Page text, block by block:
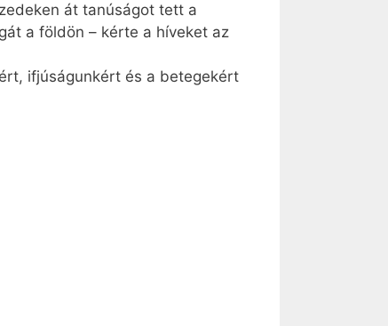
át tanúságot tett a
a földön – kérte a híveket az
ifjúságunkért és a betegekért